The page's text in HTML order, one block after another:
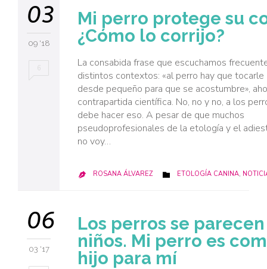
03
09 '18
6
Mi perro protege su
¿Cómo lo corrijo?
La consabida frase que escuchamos
distintos contextos: «al perro hay que tocarle
desde pequeño para que se acostumbre»,
contrapartida científica. No, no y no, a los
debe hacer eso. A pesar de que muchos
pseudoprofesionales de la etología y el
no voy…
 ROSANA ÁLVAREZ  CATEGORY
ETOLOGÍA CANINA,
06
03 '17
Los perros se
niños. Mi perro es
hijo para mí